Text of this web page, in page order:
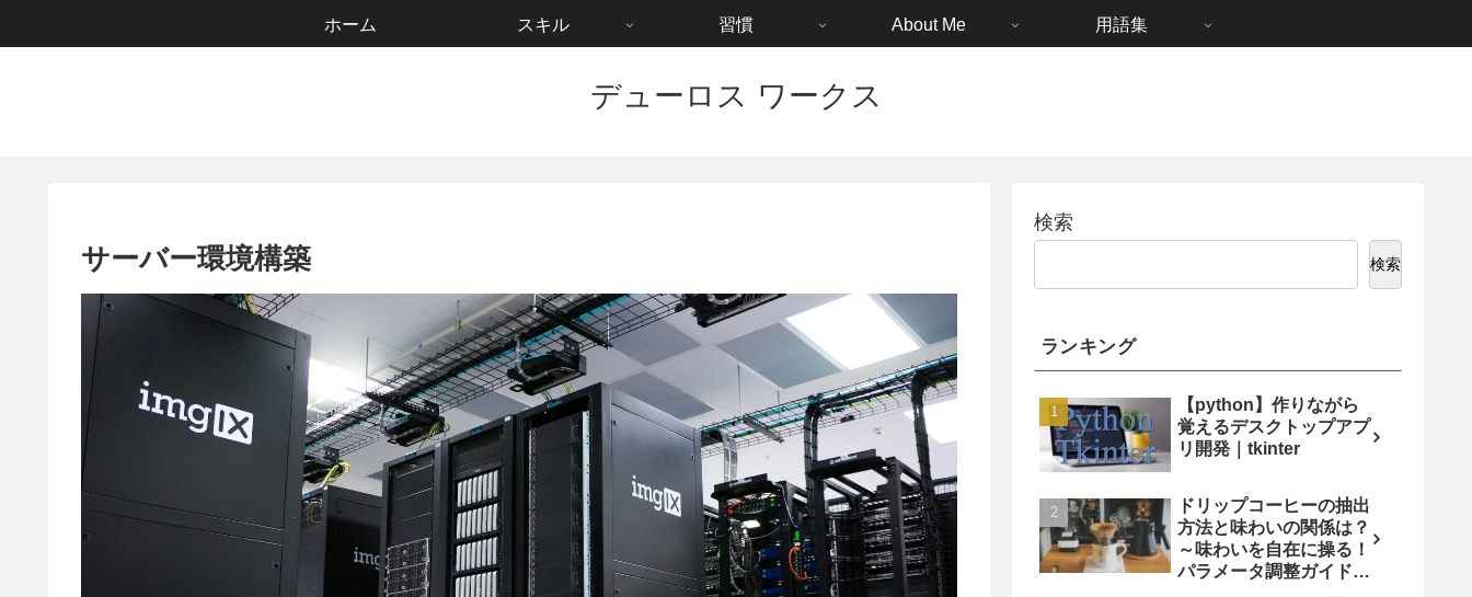
デューロス ワークス
ホーム スキル 習慣 About Me 用語集
サーバー環境構築
検索
検索
ランキング
【python】作りながら
覚えるデスクトップアプ
リ開発｜tkinter
ドリップコーヒーの抽出
方法と味わいの関係は？
～味わいを自在に操る！
パラメータ調整ガイド